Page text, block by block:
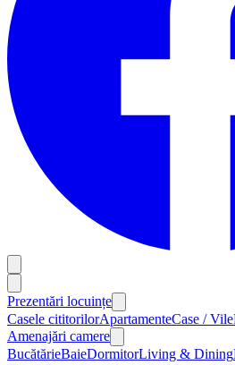
Prezentări locuințe
Casele cititorilorApartamenteCase / Vile
Amenajări camere
BucătărieBaieDormitorLiving & Dining